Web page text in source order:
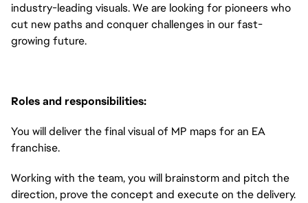
industry-leading visuals. We are looking for pioneers who
cut new paths and conquer challenges in our fast-
growing future.
Roles and responsibilities:
You will deliver the final visual of MP maps for an EA
franchise.
Working with the team, you will brainstorm and pitch the
direction, prove the concept and execute on the delivery.